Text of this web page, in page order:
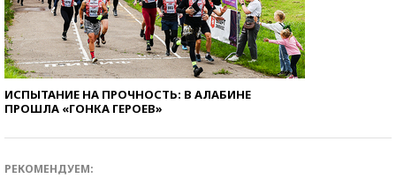
ИСПЫТАНИЕ НА ПРОЧНОСТЬ: В АЛАБИНЕ
ПРОШЛА «ГОНКА ГЕРОЕВ»
РЕКОМЕНДУЕМ: